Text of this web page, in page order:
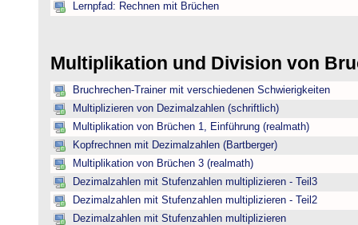
Lernpfad: Rechnen mit Brüchen
Multiplikation und Division von
Bruchrechen-Trainer mit verschiedenen Schwierigkeiten
Multiplizieren von Dezimalzahlen (schriftlich)
Multiplikation von Brüchen 1, Einführung (realmath)
Kopfrechnen mit Dezimalzahlen (Bartberger)
Multiplikation von Brüchen 3 (realmath)
Dezimalzahlen mit Stufenzahlen multiplizieren - Teil3
Dezimalzahlen mit Stufenzahlen multiplizieren - Teil2
Dezimalzahlen mit Stufenzahlen multiplizieren